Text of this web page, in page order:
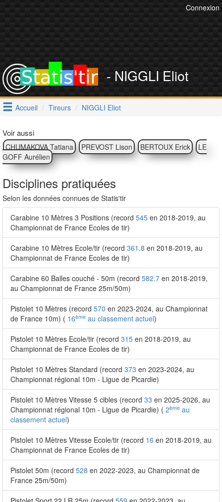
Connexion
- NIGGLI Eliot
Accueil Tireurs NIGGLI Eliot
Voir aussi
CHUMAKOVA Tatiana PREVOST Lison BERTOUX Erick
LE
GOFF Aurélien
Disciplines pratiquées
Selon les données connues de Statis'tir
Carabine 10 Mètres 3 Positions (record 545 en 2018-2019, au
Championnat de France Ecoles de tir)
Carabine 10 Mètres Ecole/tir (record 361.8 en 2018-2019, au
Championnat de France Ecoles de tir)
Carabine 60 Balles couché - 50m (record 582.7 en 2018-2019,
au Championnat de France 25m/50m)
Pistolet 10 Mètres (record 570 en 2023-2024, au Championnat
de France 10m) ( 16ème au classement actuel)
Pistolet 10 Mètres Ecole/tir (record 315 en 2018-2019, au
Championnat de France Ecoles de tir)
Pistolet 10 Mètres Standard (record 373 en 2023-2024, au
Championnat régional 10m - Ligue de Picardie)
Pistolet 10 Mètres Vitesse 5 cibles (record 33 en 2025-2026, au
Championnat régional 10m - Ligue de Picardie) ( 2ème au
classement actuel)
Pistolet 10 Mètres Vitesse Ecole/tir (record 16 en 2018-2019, au
Championnat de France Ecoles de tir)
Pistolet 50m (record 528 en 2022-2023, au Championnat de
France 25m/50m)